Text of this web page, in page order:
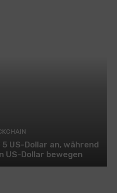
US-Dollar an, während
US-Dollar bewegen